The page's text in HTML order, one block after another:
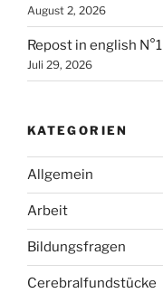
August 2, 2026
Repost in english N°1
Juli 29, 2026
KATEGORIEN
Allgemein
Arbeit
Bildungsfragen
Cerebralfundstücke